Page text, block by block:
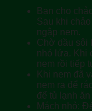
Bạn cho
Sau khi
ngập nem.
Chờ dầu sôi
nhỏ lửa. Khi
nem rồi tiếp
Khi nem đã
nem ra để
để tủ lạnh ăn
Mách nhỏ: